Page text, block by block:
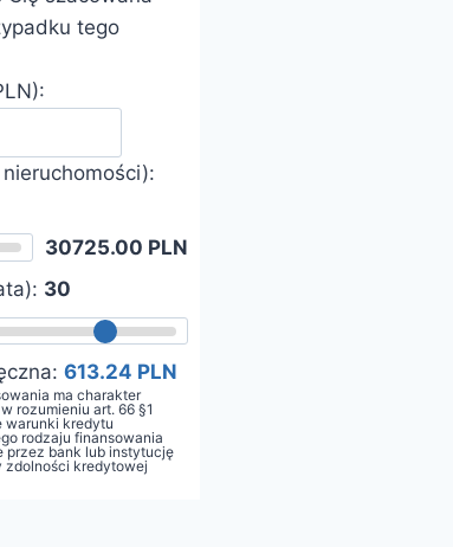
tego
nieruchomości):
30725.00 PLN
30
613.24 PLN
ma charakter
rozumieniu art. 66 §1
warunki kredytu
rodzaju finansowania
przez bank lub instytucję
zdolności kredytowej